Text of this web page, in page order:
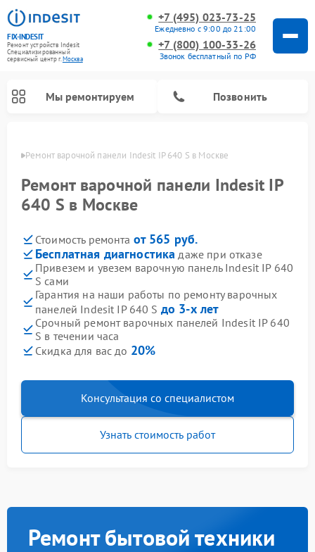
FIX-INDESIT
Ремонт устройств Indesit
Специализированный
cервисный центр г.Москва
+7 (495) 023-73-25
Ежедневно с 9:00 до 21:00
+7 (800) 100-33-26
Звонок бесплатный по РФ
Мы ремонтируем Позвонить
Ремонт варочной панели Indesit IP 640 S в Москве
Ремонт варочной панели Indesit IP
640 S в Москве
Стоимость ремонта от 565 руб.
Бесплатная диагностика даже при отказе
Привезем и увезем варочную панель Indesit IP 640
S сами
Гарантия на наши работы по ремонту варочных
панелей Indesit IP 640 S до 3-х лет
Срочный ремонт варочных панелей Indesit IP 640
S в течении часа
Скидка для вас до 20%
Консультация со специалистом
Узнать стоимость работ
Ремонт бытовой техники